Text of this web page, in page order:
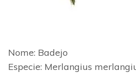
Nome: Badejo
Especie: Merlangius